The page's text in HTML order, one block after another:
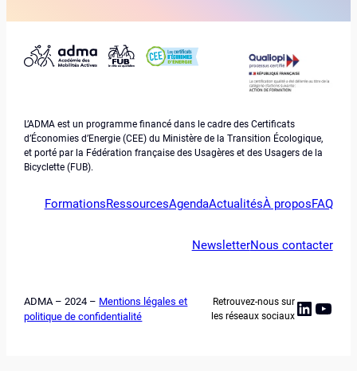
L’ADMA est un programme financé dans le cadre des Certificats
d’Économies d’Energie (CEE) du Ministère de la Transition Écologique,
et porté par la Fédération française des Usagères et des Usagers de la
Bicyclette (FUB).
FormationsRessourcesAgendaActualitésÀ proposFAQ
NewsletterNous contacter
ADMA – 2024 – Mentions légales et
politique de confidentialité
Retrouvez-nous sur
les réseaux sociaux